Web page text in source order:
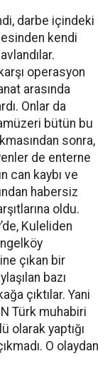
darbe içindeki
kendi
operasyon
arasında
Onlar da
bütün bu
sonra,
de enterne
can kaybı ve
habersiz
oldu.
Kuleliden
çıkan bir
bazı
çıktılar. Yani
Türk muhabiri
olarak yaptığı
O olaydan